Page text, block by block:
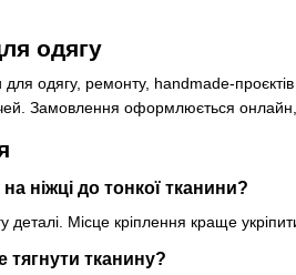
одягу
одягу, ремонту, handmade-
Замовлення оформлюється онлайн,
ніжці до тонкої тканини?
деталі. Місце кріплення краще
тканину?